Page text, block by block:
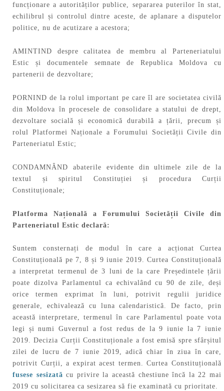
funcționare a autorităților publice, separarea puterilor în stat,
echilibrul și controlul dintre aceste, de aplanare a disputelor
politice, nu de acutizare a acestora;
AMINTIND despre calitatea de membru al Parteneriatului
Estic și documentele semnate de Republica Moldova cu
partenerii de dezvoltare;
PORNIND de la rolul important pe care îl are societatea civilă
din Moldova în procesele de consolidare a statului de drept,
dezvoltare socială și economică durabilă a țării, precum și
rolul Platformei Naționale a Forumului Societății Civile din
Parteneriatul Estic;
CONDAMNÂND abaterile evidente din ultimele zile de la
textul și spiritul Constituției și procedura Curții
Constituționale;
Platforma Națională a Forumului Societății Civile din
Parteneriatul Estic declară:
Suntem consternați de modul în care a acționat Curtea
Constituțională pe 7, 8 și 9 iunie 2019. Curtea Constituțională
a interpretat termenul de 3 luni de la care Președintele țării
poate dizolva Parlamentul ca echivalând cu 90 de zile, deși
orice termen exprimat în luni, potrivit regulii juridice
generale, echivalează cu luna calendaristică. De facto, prin
această interpretare, termenul în care Parlamentul poate vota
legi și numi Guvernul a fost redus de la 9 iunie la 7 iunie
2019. Decizia Curții Constituționale a fost emisă spre sfârșitul
zilei de lucru de 7 iunie 2019, adică chiar în ziua în care,
potrivit Curții, a expirat acest termen. Curtea Constituțională
fusese sesizată cu privire la această chestiune încă la 22 mai
2019 cu solicitarea ca sesizarea să fie examinată cu prioritate.